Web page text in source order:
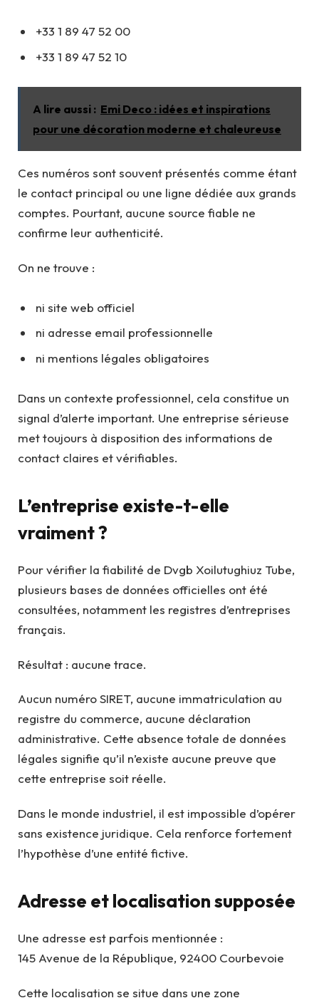
+33 1 89 47 52 00
+33 1 89 47 52 10
A lire aussi : Emi Deco : idées et inspirations
pour une décoration moderne et chaleureuse
Ces numéros sont souvent présentés comme étant
le contact principal ou une ligne dédiée aux grands
comptes. Pourtant, aucune source fiable ne
confirme leur authenticité.
On ne trouve :
ni site web officiel
ni adresse email professionnelle
ni mentions légales obligatoires
Dans un contexte professionnel, cela constitue un
signal d’alerte important. Une entreprise sérieuse
met toujours à disposition des informations de
contact claires et vérifiables.
L’entreprise existe-t-elle
vraiment ?
Pour vérifier la fiabilité de Dvgb Xoilutughiuz Tube,
plusieurs bases de données officielles ont été
consultées, notamment les registres d’entreprises
français.
Résultat : aucune trace.
Aucun numéro SIRET, aucune immatriculation au
registre du commerce, aucune déclaration
administrative. Cette absence totale de données
légales signifie qu’il n’existe aucune preuve que
cette entreprise soit réelle.
Dans le monde industriel, il est impossible d’opérer
sans existence juridique. Cela renforce fortement
l’hypothèse d’une entité fictive.
Adresse et localisation supposée
Une adresse est parfois mentionnée :
145 Avenue de la République, 92400 Courbevoie
Cette localisation se situe dans une zone